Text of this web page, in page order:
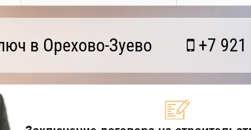
в Орехово-Зуево +7 921